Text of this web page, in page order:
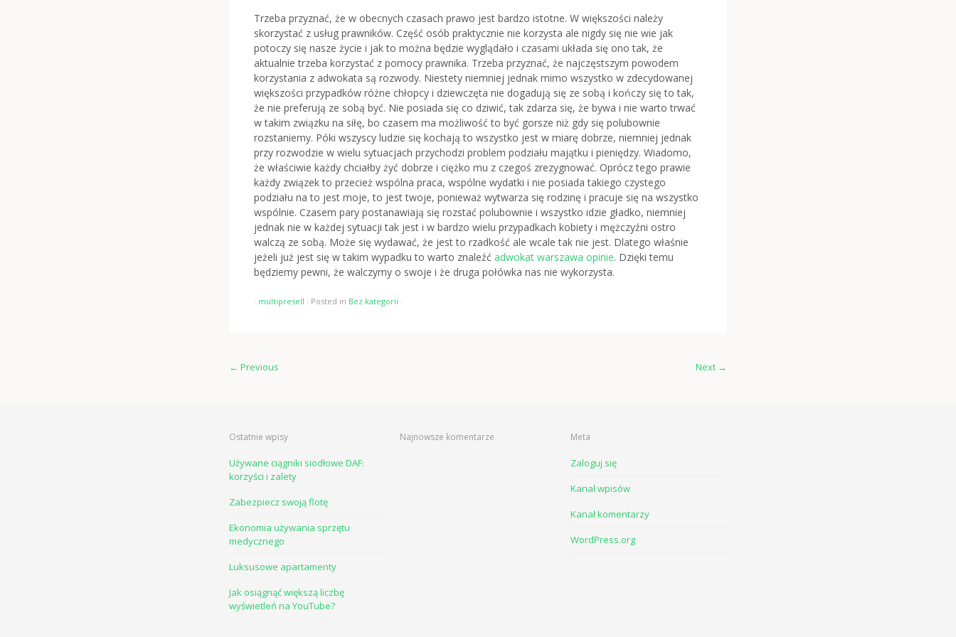
Trzeba przyznać, że w obecnych czasach prawo jest bardzo istotne. W większości należy
skorzystać z usług prawników. Część osób praktycznie nie korzysta ale nigdy się nie wie jak
potoczy się nasze życie i jak to można będzie wyglądało i czasami układa się ono tak, że
aktualnie trzeba korzystać z pomocy prawnika. Trzeba przyznać, że najczęstszym powodem
korzystania z adwokata są rozwody. Niestety niemniej jednak mimo wszystko w zdecydowanej
większości przypadków różne chłopcy i dziewczęta nie dogadują się ze sobą i kończy się to tak,
że nie preferują ze sobą być. Nie posiada się co dziwić, tak zdarza się, że bywa i nie warto trwać
w takim związku na siłę, bo czasem ma możliwość to być gorsze niż gdy się polubownie
rozstaniemy. Póki wszyscy ludzie się kochają to wszystko jest w miarę dobrze, niemniej jednak
przy rozwodzie w wielu sytuacjach przychodzi problem podziału majątku i pieniędzy. Wiadomo,
że właściwie każdy chciałby żyć dobrze i ciężko mu z czegoś zrezygnować. Oprócz tego prawie
każdy związek to przecież wspólna praca, wspólne wydatki i nie posiada takiego czystego
podziału na to jest moje, to jest twoje, ponieważ wytwarza się rodzinę i pracuje się na wszystko
wspólnie. Czasem pary postanawiają się rozstać polubownie i wszystko idzie gładko, niemniej
jednak nie w każdej sytuacji tak jest i w bardzo wielu przypadkach kobiety i mężczyźni ostro
walczą ze sobą. Może się wydawać, że jest to rzadkość ale wcale tak nie jest. Dlatego właśnie
jeżeli już jest się w takim wypadku to warto znaleźć adwokat warszawa opinie. Dzięki temu
będziemy pewni, że walczymy o swoje i że druga połówka nas nie wykorzysta.
· multipresell · Posted in Bez kategorii ·
← Previous Next →
Ostatnie wpisy
Używane ciągniki siodłowe DAF:
korzyści i zalety
Zabezpiecz swoją flotę
Ekonomia używania sprzętu
medycznego
Luksusowe apartamenty
Jak osiągnąć większą liczbę
wyświetleń na YouTube?
Najnowsze komentarze Meta
Zaloguj się
Kanał wpisów
Kanał komentarzy
WordPress.org